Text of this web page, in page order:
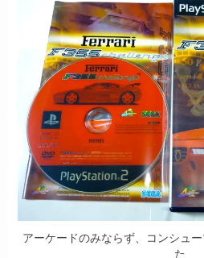
アーケードのみならず、コンシュ
た